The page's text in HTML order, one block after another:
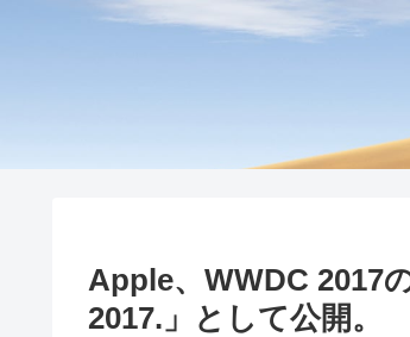
Apple、WWDC 2017
2017.」として公開。